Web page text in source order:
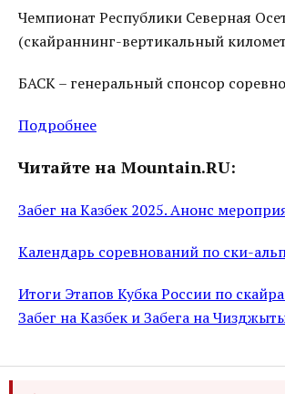
Чемпионат Республики Северная
(скайраннинг-вертикальный
БАСК – генеральный спонсор
Подробнее
Читайте на Mountain.RU:
Забег на Казбек 2025. Анонс
Календарь соревнований по ски-
Итоги Этапов Кубка России по
Забег на Казбек и Забега на